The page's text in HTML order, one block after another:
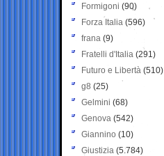
Formigoni (90)
Forza Italia (596)
frana (9)
Fratelli d'Italia (291)
Futuro e Libertà (510)
g8 (25)
Gelmini (68)
Genova (542)
Giannino (10)
Giustizia (5.784)